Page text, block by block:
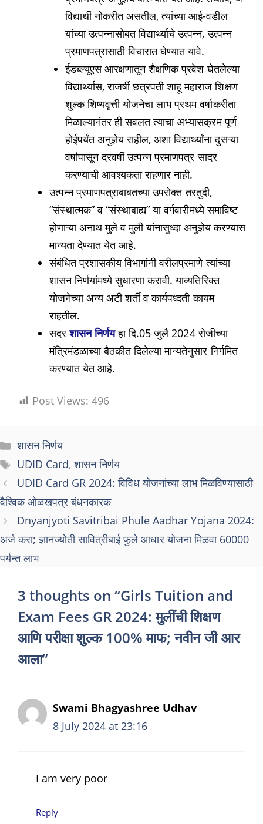
विद्यार्थी नोकरीत असतील, त्यांच्या आई-वडील
यांच्या उत्पन्नासोबत विद्यार्थ्याचे उत्पन्न, उत्पन्न
प्रमाणपत्रासाठी विचारात घेण्यात यावे.
ईडब्ल्यूएस आरक्षणातून शैक्षणिक प्रवेश घेतलेल्या
विद्यार्थ्यास, राजर्षी छत्रपती शाहू महाराज शिक्षण
शुल्क शिष्यवृत्ती योजनेचा लाभ प्रथम वर्षाकरीता
मिळाल्यानंतर ही सवलत त्याचा अभ्यासक्रम पूर्ण
होईपर्यंत अनुज्ञेय राहील, अशा विद्यार्थ्यांना दुसऱ्या
वर्षापासून दरवर्षी उत्पन्न प्रमाणपत्र सादर
करण्याची आवश्यकता राहणार नाही.
उत्पन्न प्रमाणपत्राबाबतच्या उपरोक्त तरतुदी,
“संस्थात्मक” व “संस्थाबाह्य” या वर्गवारीमध्ये समाविष्ट
होणाऱ्या अनाथ मुले व मुली यांनासुध्दा अनुज्ञेय करण्यास
मान्यता देण्यात येत आहे.
संबंधित प्रशासकीय विभागांनी वरीलप्रमाणे त्यांच्या
शासन निर्णयांमध्ये सुधारणा करावी. याव्यतिरिक्त
योजनेच्या अन्य अटी शर्ती व कार्यपध्दती कायम
राहतील.
सदरशासन निर्णयहा दि.05 जुलै 2024 रोजीच्या
मंत्रिमंडळाच्या बैठकीत दिलेल्या मान्यतेनुसार निर्गमित
करण्यात येत आहे.
Post Views: 496
Categories
शासन निर्णय
Tags
UDID Card,शासन निर्णय
UDID Card GR 2024: विविध योजनांच्या लाभ मिळविण्यासाठी
वैश्विक ओळखपत्र बंधनकारक
Dnyanjyoti Savitribai Phule Aadhar Yojana 2024:
अर्ज करा; ज्ञानज्योती सावित्रीबाई फुले आधार योजना मिळवा 60000
पर्यन्त लाभ
3 thoughts on “Girls Tuition and
Exam Fees GR 2024: मुलींची शिक्षण
आणि परीक्षा शुल्क 100% माफ; नवीन जी आर
आला”
Swami Bhagyashree Udhav
8 July 2024 at 23:16
I am very poor
Reply